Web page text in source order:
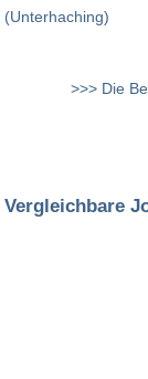
(Unterhaching)
>>> Die
Vergleichbare